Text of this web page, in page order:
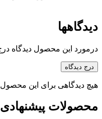
دیدگاهها
درمورد این محصول دیدگاه
درج دیدگاه
هیچ دیدگاهی برای این
محصولات پیشنهادی